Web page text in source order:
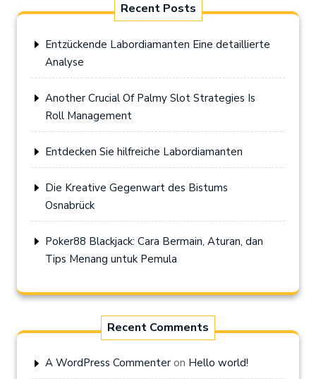
Recent Posts
Entzückende Labordiamanten Eine detaillierte
Analyse
Another Crucial Of Palmy Slot Strategies Is
Roll Management
Entdecken Sie hilfreiche Labordiamanten
Die Kreative Gegenwart des Bistums
Osnabrück
Poker88 Blackjack: Cara Bermain, Aturan, dan
Tips Menang untuk Pemula
Recent Comments
A WordPress Commenter on Hello world!